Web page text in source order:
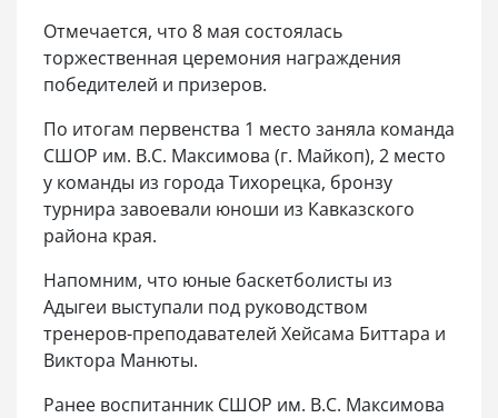
Отмечается, что 8 мая состоялась
торжественная церемония награждения
победителей и призеров.
По итогам первенства 1 место заняла команда
СШОР им. В.С. Максимова (г. Майкоп), 2 место
у команды из города Тихорецка, бронзу
турнира завоевали юноши из Кавказского
района края.
Напомним, что юные баскетболисты из
Адыгеи выступали под руководством
тренеров-преподавателей Хейсама Биттара и
Виктора Манюты.
Ранее воспитанник СШОР им. В.С. Максимова